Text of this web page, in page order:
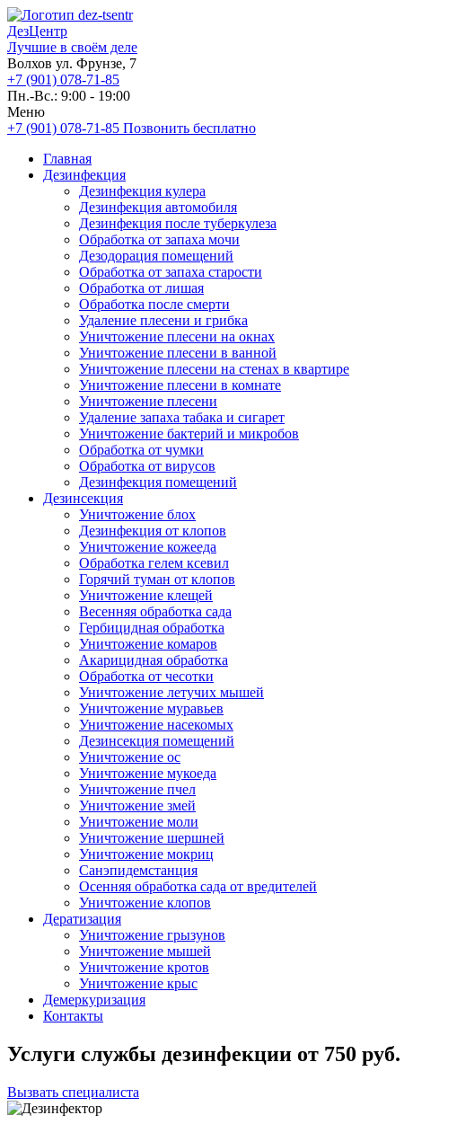
ДезЦентр
Лучшие в своём деле
Волхов ул. Фрунзе, 7
+7 (901) 078-71-85
Пн.-Вс.: 9:00 - 19:00
Меню
+7 (901) 078-71-85 Позвонить бесплатно
Главная
Дезинфекция
Дезинфекция кулера
Дезинфекция автомобиля
Дезинфекция после туберкулеза
Обработка от запаха мочи
Дезодорация помещений
Обработка от запаха старости
Обработка от лишая
Обработка после смерти
Удаление плесени и грибка
Уничтожение плесени на окнах
Уничтожение плесени в ванной
Уничтожение плесени на стенах в квартире
Уничтожение плесени в комнате
Уничтожение плесени
Удаление запаха табака и сигарет
Уничтожение бактерий и микробов
Обработка от чумки
Обработка от вирусов
Дезинфекция помещений
Дезинсекция
Уничтожение блох
Дезинфекция от клопов
Уничтожение кожееда
Обработка гелем ксевил
Горячий туман от клопов
Уничтожение клещей
Весенняя обработка сада
Гербицидная обработка
Уничтожение комаров
Акарицидная обработка
Обработка от чесотки
Уничтожение летучих мышей
Уничтожение муравьев
Уничтожение насекомых
Дезинсекция помещений
Уничтожение ос
Уничтожение мукоеда
Уничтожение пчел
Уничтожение змей
Уничтожение моли
Уничтожение шершней
Уничтожение мокриц
Санэпидемстанция
Осенняя обработка сада от вредителей
Уничтожение клопов
Дератизация
Уничтожение грызунов
Уничтожение мышей
Уничтожение кротов
Уничтожение крыс
Демеркуризация
Контакты
Услуги службы дезинфекции от 750 руб.
Вызвать специалиста